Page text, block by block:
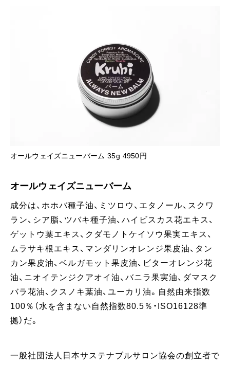
オールウェイズニューバーム 35g 4950円
オールウェイズニューバーム
成分は、ホホバ種子油、ミツロウ、エタノール、スクワ
ラン、シア脂、ツバキ種子油、ハイビスカス花エキス、
ゲットウ葉エキス、クダモノトケイソウ果実エキス、
ムラサキ根エキス、マンダリンオレンジ果皮油、タン
カン果皮油、ベルガモット果皮油、ビターオレンジ花
油、ニオイテンジクアオイ油、バニラ果実油、ダマスク
バラ花油、クスノキ葉油、ユーカリ油。自然由来指数
100％（水を含まない自然指数80.5％・ISO16128準
拠）だ。
一般社団法人日本サステナブルサロン協会の創立者で